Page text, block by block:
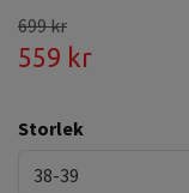
699 kr
559 kr
Storlek
38-39